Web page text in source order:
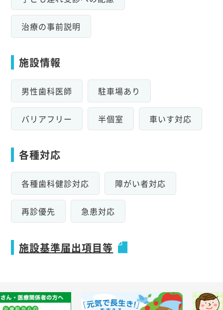
治療の事前説明
施設情報
男性歯科医師 駐車場あり
バリアフリー 半個室 車いす対応
各種対応
各種歯科健診対応 障がい者対応
再診優先 急患対応
施設基準届出項目等